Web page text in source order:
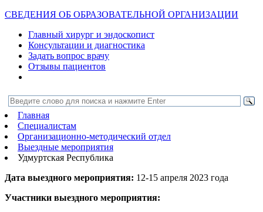
СВЕДЕНИЯ ОБ ОБРАЗОВАТЕЛЬНОЙ ОРГАНИЗАЦИИ
Главный хирург и эндоскопист
Консультации и диагностика
Задать вопрос врачу
Отзывы пациентов
Главная
Специалистам
Организационно-методический отдел
Выездные мероприятия
Удмуртская Республика
Дата выездного мероприятия: 12-15 апреля 2023 года
Участники выездного мероприятия: